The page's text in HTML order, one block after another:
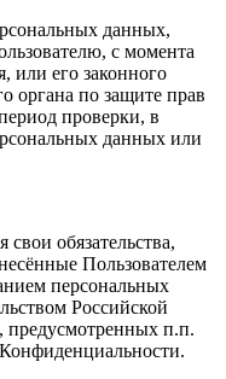
данных,
с момента
или его законного
органа по защите прав
проверки, в
данных или
обязательства,
Пользователем
персональных
Российской
предусмотренных п.п.